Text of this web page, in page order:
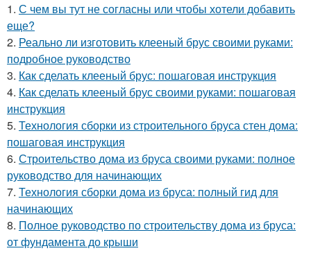
1. С чем вы тут не согласны или чтобы хотели добавить
еще?
2. Реально ли изготовить клееный брус своими руками:
подробное руководство
3. Как сделать клееный брус: пошаговая инструкция
4. Как сделать клееный брус своими руками: пошаговая
инструкция
5. Технология сборки из строительного бруса стен дома:
пошаговая инструкция
6. Строительство дома из бруса своими руками: полное
руководство для начинающих
7. Технология сборки дома из бруса: полный гид для
начинающих
8. Полное руководство по строительству дома из бруса:
от фундамента до крыши